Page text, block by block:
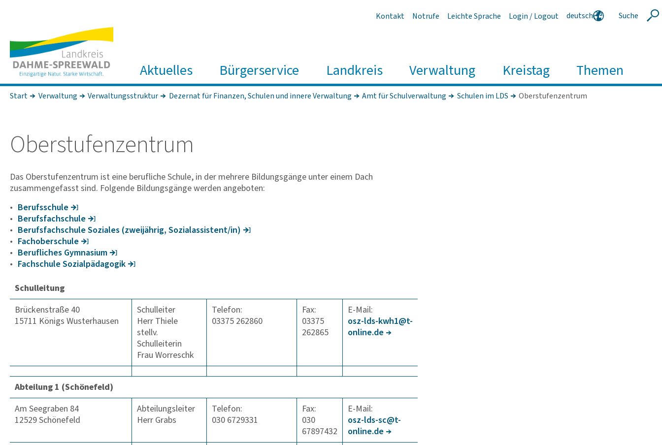
Kontakt Notrufe Leichte Sprache Login / Logout
deutsch
Suche
Aktuelles Bürgerservice Landkreis Verwaltung Kreistag Themen
Start Verwaltung Verwaltungsstruktur Dezernat für Finanzen, Schulen und innere Verwaltung Amt für Schulverwaltung Schulen im LDS Oberstufenzentrum
Ober­stu­fen­zen­trum
Das Oberstufenzentrum ist eine berufliche Schule, in der mehrere Bildungsgänge unter einem Dach
zusammengefasst sind. Folgende Bildungsgänge werden angeboten:
Berufs­schule
Berufs­fach­schule
Berufs­fach­schule Sozi­ales (zwei­jährig, Sozi­a­l­as­sis­tent/in)
Facho­ber­schule
Beruf­li­ches Gymna­sium
Fach­schule Sozi­al­päd­agogik
Schulleitung
Brückenstraße 40
15711 Königs Wusterhausen
Schulleiter
Herr Thiele
stellv.
Schulleiterin
Frau Worreschk
Telefon:
03375 262860
Fax:
03375
262865
E-Mail:
osz-lds-kwh1@t-
online.de
Abteilung 1 (Schönefeld)
Am Seegraben 84
12529 Schönefeld
Abteilungsleiter
Herr Grabs
Telefon:
030 6729331
Fax:
030
67897432
E-Mail:
osz-lds-sc@t-
online.de